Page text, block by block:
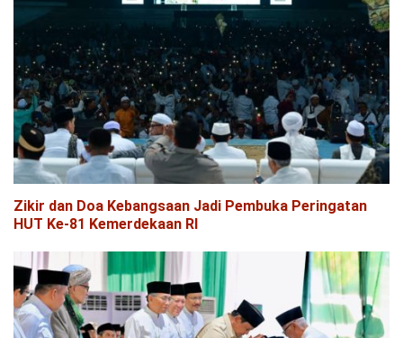
Zikir dan Doa Kebangsaan Jadi Pembuka Peringatan
HUT Ke-81 Kemerdekaan RI